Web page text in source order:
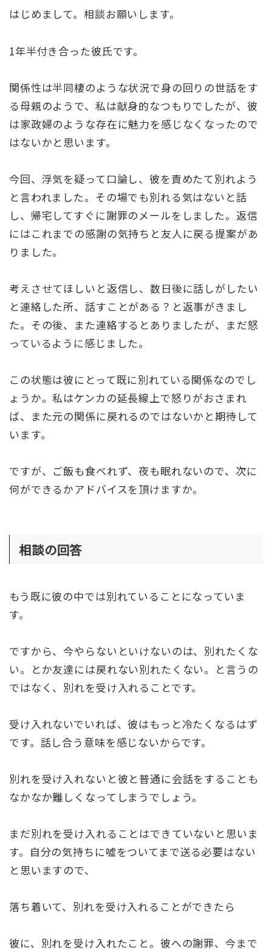
はじめまして。相談お願いします。
1年半付き合った彼氏です。
関係性は半同棲のような状況で身の回りの世話をす
る母親のようで、私は献身的なつもりでしたが、彼
は家政婦のような存在に魅力を感じなくなったので
はないかと思います。
今回、浮気を疑って口論し、彼を責めたて別れよう
と言われました。その場でも別れる気はないと話
し、帰宅してすぐに謝罪のメールをしました。返信
にはこれまでの感謝の気持ちと友人に戻る提案があ
りました。
考えさせてほしいと返信し、数日後に話しがしたい
と連絡した所、話すことがある？と返事がきまし
た。その後、また連絡するとありましたが、まだ怒
っているように感じました。
この状態は彼にとって既に別れている関係なのでし
ょうか。私はケンカの延長線上で怒りがおさまれ
ば、また元の関係に戻れるのではないかと期待して
います。
ですが、ご飯も食べれず、夜も眠れないので、次に
何ができるかアドバイスを頂けますか。
相談の回答
もう既に彼の中では別れていることになっていま
す。
ですから、今やらないといけないのは、別れたくな
い。とか友達には戻れない別れたくない。と言うの
ではなく、別れを受け入れることです。
受け入れないでいれば、彼はもっと冷たくなるはず
です。話し合う意味を感じないからです。
別れを受け入れないと彼と普通に会話をすることも
なかなか難しくなってしまうでしょう。
まだ別れを受け入れることはできていないと思いま
す。自分の気持ちに嘘をついてまで送る必要はない
と思いますので、
落ち着いて、別れを受け入れることができたら
彼に、別れを受け入れたこと。彼への謝罪、今まで